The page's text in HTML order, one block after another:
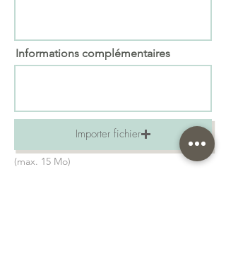
Informations complémentaires
Importer fichier
(max. 15 Mo)